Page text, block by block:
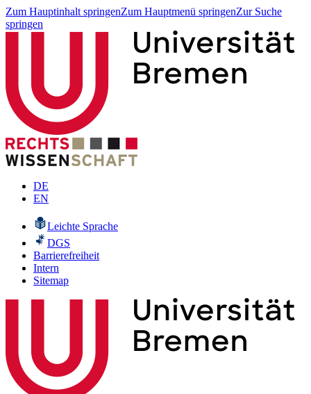
Zum Hauptinhalt springenZum Hauptmenü springenZur Suche
springen
DE
EN
Leichte Sprache
DGS
Barrierefreiheit
Intern
Sitemap